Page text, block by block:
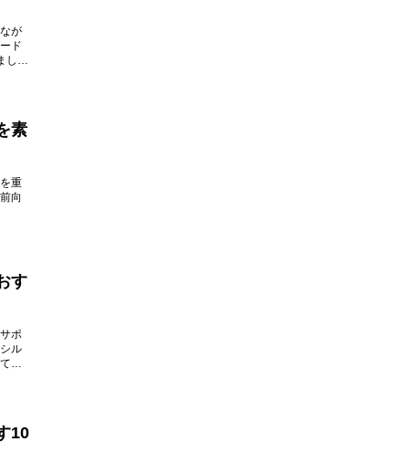
が
ド
しょ
素
重
向
す
ポ
ル
ご
10